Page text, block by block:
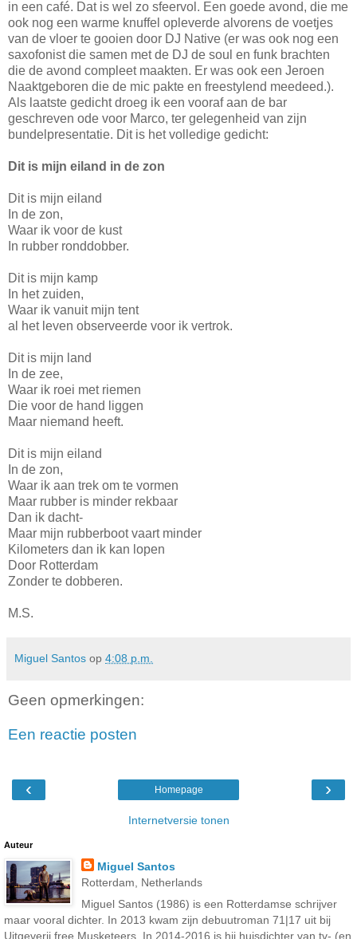
in een café. Dat is wel zo sfeervol. Een goede avond, die me
ook nog een warme knuffel opleverde alvorens de voetjes
van de vloer te gooien door DJ Native (er was ook nog een
saxofonist die samen met de DJ de soul en funk brachten
die de avond compleet maakten. Er was ook een Jeroen
Naaktgeboren die de mic pakte en freestylend meedeed.).
Als laatste gedicht droeg ik een vooraf aan de bar
geschreven ode voor Marco, ter gelegenheid van zijn
bundelpresentatie. Dit is het volledige gedicht:
Dit is mijn eiland in de zon
Dit is mijn eiland
In de zon,
Waar ik voor de kust
In rubber ronddobber.
Dit is mijn kamp
In het zuiden,
Waar ik vanuit mijn tent
al het leven observeerde voor ik vertrok.
Dit is mijn land
In de zee,
Waar ik roei met riemen
Die voor de hand liggen
Maar niemand heeft.
Dit is mijn eiland
In de zon,
Waar ik aan trek om te vormen
Maar rubber is minder rekbaar
Dan ik dacht-
Maar mijn rubberboot vaart minder
Kilometers dan ik kan lopen
Door Rotterdam
Zonder te dobberen.
M.S.
Miguel Santos op 4:08 p.m.
Geen opmerkingen:
Een reactie posten
‹ ›
Homepage
Internetversie tonen
Auteur
Miguel Santos
Rotterdam, Netherlands
Miguel Santos (1986) is een Rotterdamse schrijver
maar vooral dichter. In 2013 kwam zijn debuutroman 71|17 uit bij
Uitgeverij free Musketeers. In 2014-2016 is hij huisdichter van tv- (en